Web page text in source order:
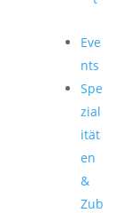
Eve
nts
Spe
zial
ität
en
&
Zub